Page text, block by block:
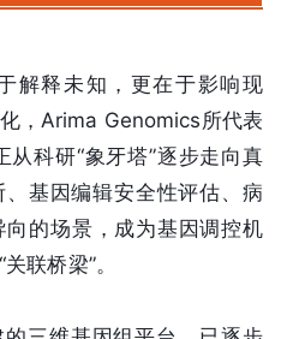
解释未知，更在于影响现
，Arima Genomics所代表
科研“象牙塔”逐步走向真
基因编辑安全性评估、病
的场景，成为基因调控机
联桥梁”。